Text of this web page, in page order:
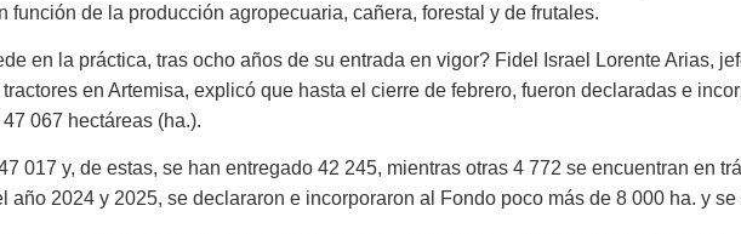
función de la producción agropecuaria, cañera, forestal y de frutales.
en la práctica, tras ocho años de su entrada en vigor? Fidel Israel Lorente Arias,
en Artemisa, explicó que hasta el cierre de febrero, fueron declaradas e
47 067 hectáreas (ha.).
017 y, de estas, se han entregado 42 245, mientras otras 4 772 se encuentran en
año 2024 y 2025, se declararon e incorporaron al Fondo poco más de 8 000 ha. y